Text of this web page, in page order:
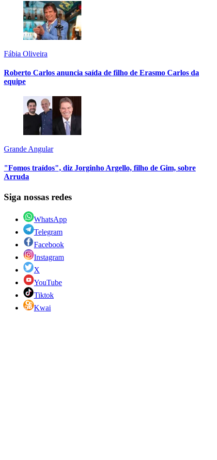
Fábia Oliveira
Roberto Carlos anuncia saída de filho de Erasmo Carlos da
equipe
Grande Angular
"Fomos traídos", diz Jorginho Argello, filho de Gim, sobre
Arruda
Siga nossas redes
WhatsApp
Telegram
Facebook
Instagram
X
YouTube
Tiktok
Kwai